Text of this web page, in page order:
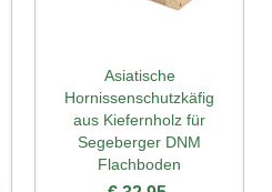
Asiatische
Hornissenschutzkäfig
aus Kiefernholz für
Segeberger DNM
Flachboden